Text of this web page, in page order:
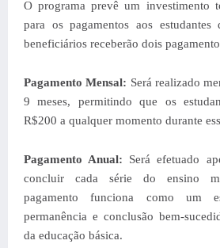
O programa prevê um investimento
para os pagamentos aos
beneficiários receberão dois
Pagamento Mensal: Será realizado
9 meses, permitindo que os
R$200 a qualquer momento durante
Pagamento Anual: Será efetuado
concluir cada série do ensino
pagamento funciona como um
permanência e conclusão bem-
da educação básica.